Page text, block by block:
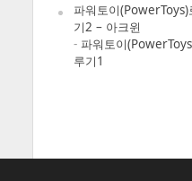
파워토이
기2 – 아크윈
- 파워토이
루기1